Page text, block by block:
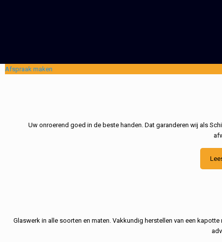
Afspraak maken
Uw onroerend goed in de beste handen. Dat garanderen wij als
Glaswerk in alle soorten en maten. Vakkundig herstellen van een